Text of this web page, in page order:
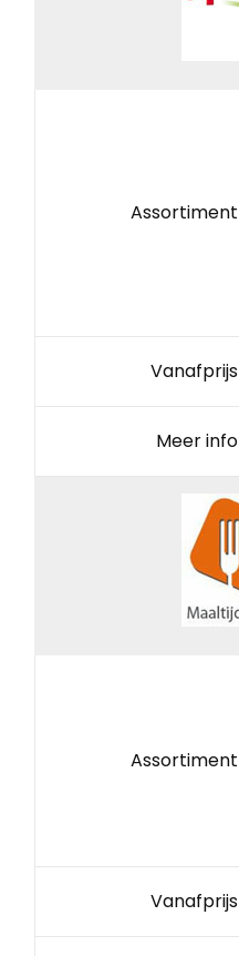
Assortiment
Vanafprijs
Meer info
Assortiment
Vanafprijs